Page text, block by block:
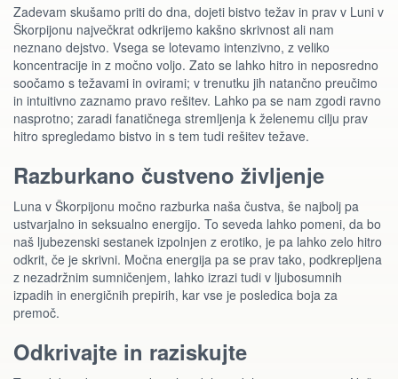
Zadevam skušamo priti do dna, dojeti bistvo težav in prav v Luni v
Škorpijonu največkrat odkrijemo kakšno skrivnost ali nam
neznano dejstvo. Vsega se lotevamo intenzivno, z veliko
koncentracije in z močno voljo. Zato se lahko hitro in neposredno
soočamo s težavami in ovirami; v trenutku jih natančno preučimo
in intuitivno zaznamo pravo rešitev. Lahko pa se nam zgodi ravno
nasprotno; zaradi fanatičnega stremljenja k želenemu cilju prav
hitro spregledamo bistvo in s tem tudi rešitev težave.
Razburkano čustveno življenje
Luna v Škorpijonu močno razburka naša čustva, še najbolj pa
ustvarjalno in seksualno energijo. To seveda lahko pomeni, da bo
naš ljubezenski sestanek izpolnjen z erotiko, je pa lahko zelo hitro
odkrit, če je skrivni. Močna energija pa se prav tako, podkrepljena
z nezadržnim sumničenjem, lahko izrazi tudi v ljubosumnih
izpadih in energičnih prepirih, kar vse je posledica boja za
premoč.
Odkrivajte in raziskujte